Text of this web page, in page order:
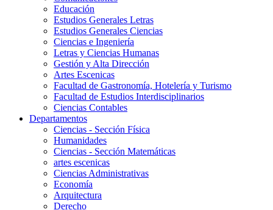
Educación
Estudios Generales Letras
Estudios Generales Ciencias
Ciencias e Ingeniería
Letras y Ciencias Humanas
Gestión y Alta Dirección
Artes Escenicas
Facultad de Gastronomía, Hotelería y Turismo
Facultad de Estudios Interdisciplinarios
Ciencias Contables
Departamentos
Ciencias - Sección Física
Humanidades
Ciencias - Sección Matemáticas
artes escenicas
Ciencias Administrativas
Economía
Arquitectura
Derecho